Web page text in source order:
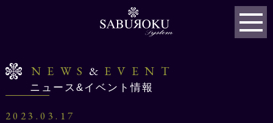
NEWS & EVENT
ニュース&イベント情報
2023.03.17